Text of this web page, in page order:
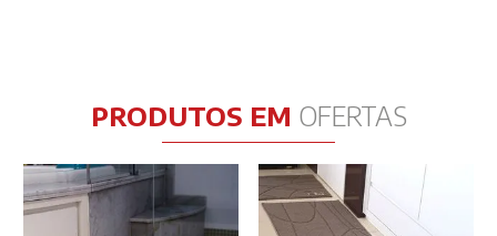
PRODUTOS EM OFERTAS